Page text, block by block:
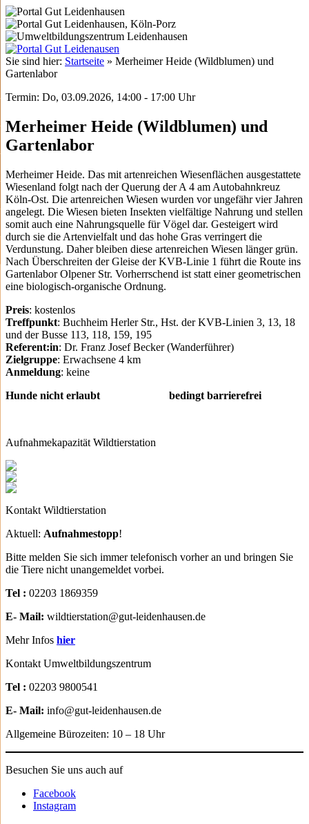
Sie sind hier: Startseite » Merheimer Heide (Wildblumen) und
Gartenlabor
Termin: Do, 03.09.2026, 14:00 - 17:00 Uhr
Merheimer Heide (Wildblumen) und
Gartenlabor
Merheimer Heide. Das mit artenreichen Wiesenflächen ausgestattete
Wiesenland folgt nach der Querung der A 4 am Autobahnkreuz
Köln-Ost. Die artenreichen Wiesen wurden vor ungefähr vier Jahren
angelegt. Die Wiesen bieten Insekten vielfältige Nahrung und stellen
somit auch eine Nahrungsquelle für Vögel dar. Gesteigert wird
durch sie die Artenvielfalt und das hohe Gras verringert die
Verdunstung. Daher bleiben diese artenreichen Wiesen länger grün.
Nach Überschreiten der Gleise der KVB-Linie 1 führt die Route ins
Gartenlabor Olpener Str. Vorherrschend ist statt einer geometrischen
eine biologisch-organische Ordnung.
Preis: kostenlos
Treffpunkt: Buchheim Herler Str., Hst. der KVB-Linien 3, 13, 18
und der Busse 113, 118, 159, 195
Referent:in: Dr. Franz Josef Becker (Wanderführer)
Zielgruppe: Erwachsene 4 km
Anmeldung: keine
Hunde nicht erlaubt bedingt barrierefrei
Aufnahmekapazität Wildtierstation
Kontakt Wildtierstation
Aktuell: Aufnahmestopp!
Bitte melden Sie sich immer telefonisch vorher an und bringen Sie
die Tiere nicht unangemeldet vorbei.
Tel : 02203 1869359
E- Mail: wildtierstation@gut-leidenhausen.de
Mehr Infos hier
Kontakt Umweltbildungszentrum
Tel : 02203 9800541
E- Mail: info@gut-leidenhausen.de
Allgemeine Bürozeiten: 10 – 18 Uhr
Besuchen Sie uns auch auf
Facebook
Instagram